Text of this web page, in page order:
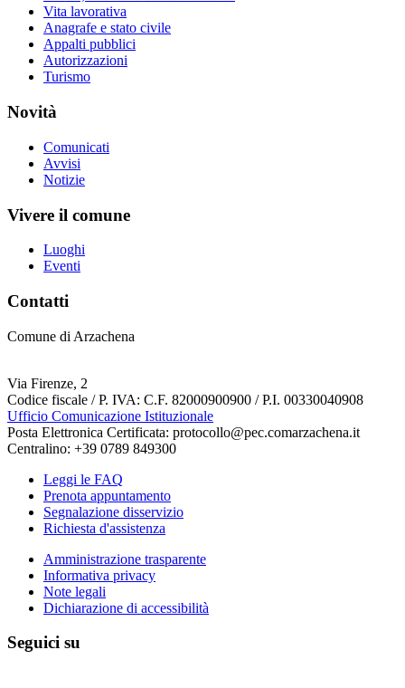
Vita lavorativa
Anagrafe e stato civile
Appalti pubblici
Autorizzazioni
Turismo
Novità
Comunicati
Avvisi
Notizie
Vivere il comune
Luoghi
Eventi
Contatti
Comune di Arzachena
Via Firenze, 2
Codice fiscale / P. IVA: C.F. 82000900900 / P.I. 00330040908
Ufficio Comunicazione Istituzionale
Posta Elettronica Certificata: protocollo@pec.comarzachena.it
Centralino: +39 0789 849300
Leggi le FAQ
Prenota appuntamento
Segnalazione disservizio
Richiesta d'assistenza
Amministrazione trasparente
Informativa privacy
Note legali
Dichiarazione di accessibilità
Seguici su